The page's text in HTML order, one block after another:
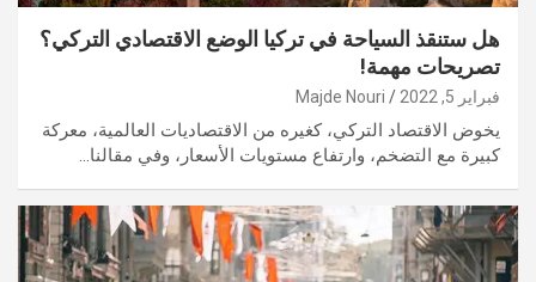
هل ستنقذ السياحة في تركيا الوضع الاقتصادي التركي؟
تصريحات مهمة!
فبراير 5, 2022 Majde Nouri
يخوض الاقتصاد التركي، كغيره من الاقتصاديات العالمية، معركة
كبيرة مع التضخم، وارتفاع مستويات الأسعار، وفي مقالنا…